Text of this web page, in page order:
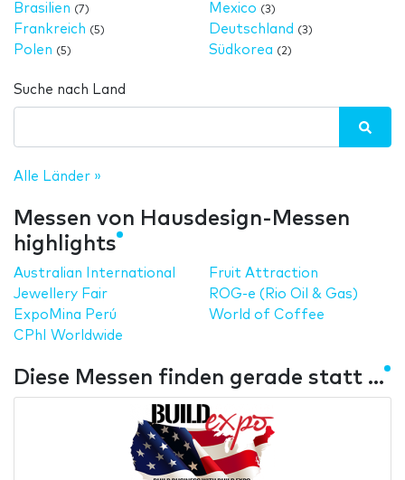
Brasilien (7)
Frankreich (5)
Polen (5)
Mexico (3)
Deutschland (3)
Südkorea (2)
Suche nach Land
Alle Länder »
Messen von Hausdesign-Messen
highlights
Australian International
Jewellery Fair
ExpoMina Perú
CPhI Worldwide
Fruit Attraction
ROG-e (Rio Oil & Gas)
World of Coffee
Diese Messen finden gerade statt ...